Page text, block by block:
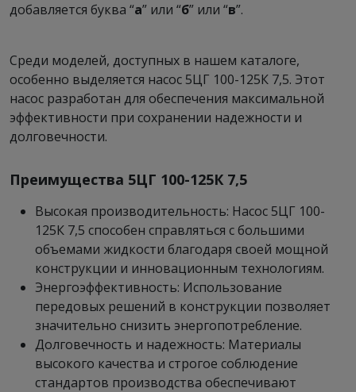
добавляется буква “а” или “б” или “в”.
Среди моделей, доступных в нашем каталоге,
особенно выделяется насос 5ЦГ 100-125К 7,5. Этот
насос разработан для обеспечения максимальной
эффективности при сохранении надежности и
долговечности.
Преимущества 5ЦГ 100-125К 7,5
Высокая производительность: Насос 5ЦГ 100-
125К 7,5 способен справляться с большими
объемами жидкости благодаря своей мощной
конструкции и инновационным технологиям.
Энергоэффективность: Использование
передовых решений в конструкции позволяет
значительно снизить энергопотребление.
Долговечность и надежность: Материалы
высокого качества и строгое соблюдение
стандартов производства обеспечивают